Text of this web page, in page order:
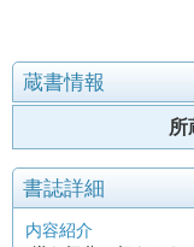
蔵書情報
所
書誌詳細
内容紹介